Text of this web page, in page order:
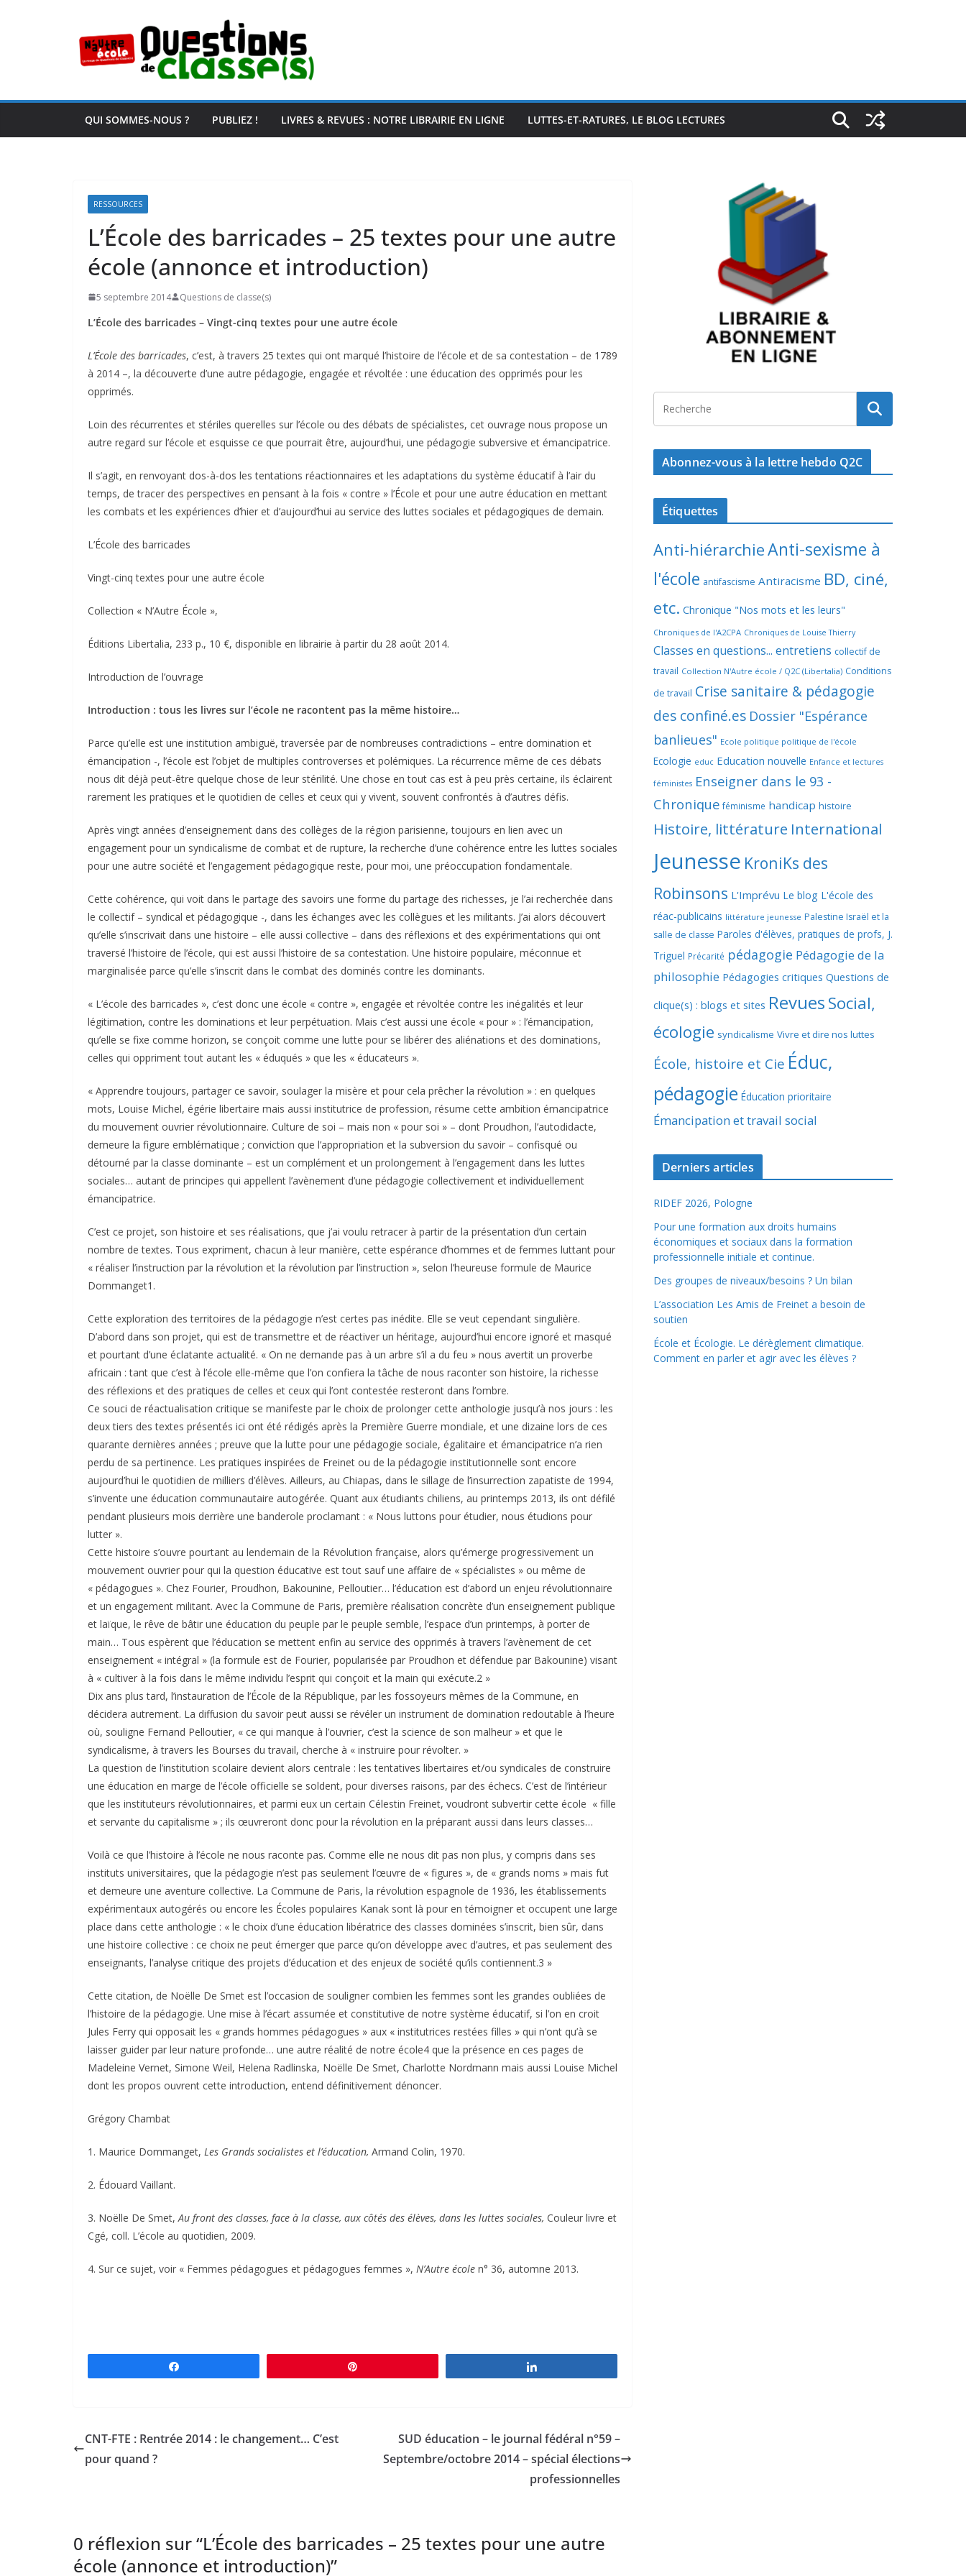
QUI SOMMES-NOUS ? PUBLIEZ ! LIVRES & REVUES : NOTRE LIBRAIRIE EN LIGNE LUTTES-ET-RATURES, LE BLOG LECTURES
RESSOURCES
L’École des barricades – 25 textes pour une autre
école (annonce et introduction)
5 septembre 2014 Questions de classe(s)
L’École des barricades – Vingt-cinq textes pour une autre école
L’École des barricades, c’est, à travers 25 textes qui ont marqué l’histoire de l’école et de sa contestation – de 1789
à 2014 –, la découverte d’une autre pédagogie, engagée et révoltée : une éducation des opprimés pour les
opprimés.
Loin des récurrentes et stériles querelles sur l’école ou des débats de spécialistes, cet ouvrage nous propose un
autre regard sur l’école et esquisse ce que pourrait être, aujourd’hui, une pédagogie subversive et émancipatrice.
Il s’agit, en renvoyant dos-à-dos les tentations réactionnaires et les adaptations du système éducatif à l’air du
temps, de tracer des perspectives en pensant à la fois « contre » l’École et pour une autre éducation en mettant
les combats et les expériences d’hier et d’aujourd’hui au service des luttes sociales et pédagogiques de demain.
L’École des barricades
Vingt-cinq textes pour une autre école
Collection « N’Autre École »,
Éditions Libertalia, 233 p., 10 €, disponible en librairie à partir du 28 août 2014.
Introduction de l’ouvrage
Introduction : tous les livres sur l’école ne racontent pas la même histoire…
Parce qu’elle est une institution ambiguë, traversée par de nombreuses contradictions – entre domination et
émancipation -, l’école est l’objet de multiples controverses et polémiques. La récurrence même de ces débats
nous dit déjà peut-être quelque chose de leur stérilité. Une chose en tout cas est à peu près certaine, ils éclairent
rarement les pratiques et le quotidien de celles et ceux qui y vivent, souvent confrontés à d’autres défis.
Après vingt années d’enseignement dans des collèges de la région parisienne, toujours en lien avec un
engagement pour un syndicalisme de combat et de rupture, la recherche d’une cohérence entre les luttes sociales
pour une autre société et l’engagement pédagogique reste, pour moi, une préoccupation fondamentale.
Cette cohérence, qui voit dans le partage des savoirs une forme du partage des richesses, je l’ai recherchée dans
le collectif – syndical et pédagogique -, dans les échanges avec les collègues et les militants. J’ai alors découvert
qu’elle s’inscrivait dans une histoire – elle aussi collective – dans des réflexions et des expérimentations qui ont
traversé l’histoire de l’école, qui est aussi l’histoire de sa contestation. Une histoire populaire, méconnue et
marginalisée parce qu’elle s’inscrit dans le combat des dominés contre les dominants.
« L’école des barricades », c’est donc une école « contre », engagée et révoltée contre les inégalités et leur
légitimation, contre les dominations et leur perpétuation. Mais c’est aussi une école « pour » : l’émancipation,
qu’elle se fixe comme horizon, se conçoit comme une lutte pour se libérer des aliénations et des dominations,
celles qui oppriment tout autant les « éduqués » que les « éducateurs ».
« Apprendre toujours, partager ce savoir, soulager la misère et pour cela prêcher la révolution » : en quelques
mots, Louise Michel, égérie libertaire mais aussi institutrice de profession, résume cette ambition émancipatrice
du mouvement ouvrier révolutionnaire. Culture de soi – mais non « pour soi » – dont Proudhon, l’autodidacte,
demeure la figure emblématique ; conviction que l’appropriation et la subversion du savoir – confisqué ou
détourné par la classe dominante – est un complément et un prolongement à l’engagement dans les luttes
sociales… autant de principes qui appellent l’avènement d’une pédagogie collectivement et individuellement
émancipatrice.
C’est ce projet, son histoire et ses réalisations, que j’ai voulu retracer à partir de la présentation d’un certain
nombre de textes. Tous expriment, chacun à leur manière, cette espérance d’hommes et de femmes luttant pour
« réaliser l’instruction par la révolution et la révolution par l’instruction », selon l’heureuse formule de Maurice
Dommanget1.
Cette exploration des territoires de la pédagogie n’est certes pas inédite. Elle se veut cependant singulière.
D’abord dans son projet, qui est de transmettre et de réactiver un héritage, aujourd’hui encore ignoré et masqué
et pourtant d’une éclatante actualité. « On ne demande pas à un arbre s’il a du feu » nous avertit un proverbe
africain : tant que c’est à l’école elle-même que l’on confiera la tâche de nous raconter son histoire, la richesse
des réflexions et des pratiques de celles et ceux qui l’ont contestée resteront dans l’ombre.
Ce souci de réactualisation critique se manifeste par le choix de prolonger cette anthologie jusqu’à nos jours : les
deux tiers des textes présentés ici ont été rédigés après la Première Guerre mondiale, et une dizaine lors de ces
quarante dernières années ; preuve que la lutte pour une pédagogie sociale, égalitaire et émancipatrice n’a rien
perdu de sa pertinence. Les pratiques inspirées de Freinet ou de la pédagogie institutionnelle sont encore
aujourd’hui le quotidien de milliers d’élèves. Ailleurs, au Chiapas, dans le sillage de l’insurrection zapatiste de 1994,
s’invente une éducation communautaire autogérée. Quant aux étudiants chiliens, au printemps 2013, ils ont défilé
pendant plusieurs mois derrière une banderole proclamant : « Nous luttons pour étudier, nous étudions pour
lutter ».
Cette histoire s’ouvre pourtant au lendemain de la Révolution française, alors qu’émerge progressivement un
mouvement ouvrier pour qui la question éducative est tout sauf une affaire de « spécialistes » ou même de
« pédagogues ». Chez Fourier, Proudhon, Bakounine, Pelloutier… l’éducation est d’abord un enjeu révolutionnaire
et un engagement militant. Avec la Commune de Paris, première réalisation concrète d’un enseignement publique
et laïque, le rêve de bâtir une éducation du peuple par le peuple semble, l’espace d’un printemps, à porter de
main… Tous espèrent que l’éducation se mettent enfin au service des opprimés à travers l’avènement de cet
enseignement « intégral » (la formule est de Fourier, popularisée par Proudhon et défendue par Bakounine) visant
à « cultiver à la fois dans le même individu l’esprit qui conçoit et la main qui exécute.2 »
Dix ans plus tard, l’instauration de l’École de la République, par les fossoyeurs mêmes de la Commune, en
décidera autrement. La diffusion du savoir peut aussi se révéler un instrument de domination redoutable à l’heure
où, souligne Fernand Pelloutier, « ce qui manque à l’ouvrier, c’est la science de son malheur » et que le
syndicalisme, à travers les Bourses du travail, cherche à « instruire pour révolter. »
La question de l’institution scolaire devient alors centrale : les tentatives libertaires et/ou syndicales de construire
une éducation en marge de l’école officielle se soldent, pour diverses raisons, par des échecs. C’est de l’intérieur
que les instituteurs révolutionnaires, et parmi eux un certain Célestin Freinet, voudront subvertir cette école « fille
et servante du capitalisme » ; ils œuvreront donc pour la révolution en la préparant aussi dans leurs classes…
Voilà ce que l’histoire à l’école ne nous raconte pas. Comme elle ne nous dit pas non plus, y compris dans ses
instituts universitaires, que la pédagogie n’est pas seulement l’œuvre de « figures », de « grands noms » mais fut
et demeure une aventure collective. La Commune de Paris, la révolution espagnole de 1936, les établissements
expérimentaux autogérés ou encore les Écoles populaires Kanak sont là pour en témoigner et occupent une large
place dans cette anthologie : « le choix d’une éducation libératrice des classes dominées s’inscrit, bien sûr, dans
une histoire collective : ce choix ne peut émerger que parce qu’on développe avec d’autres, et pas seulement des
enseignants, l’analyse critique des projets d’éducation et des enjeux de société qu’ils contiennent.3 »
Cette citation, de Noëlle De Smet est l’occasion de souligner combien les femmes sont les grandes oubliées de
l’histoire de la pédagogie. Une mise à l’écart assumée et constitutive de notre système éducatif, si l’on en croit
Jules Ferry qui opposait les « grands hommes pédagogues » aux « institutrices restées filles » qui n’ont qu’à se
laisser guider par leur nature profonde… une autre réalité de notre école4 que la présence en ces pages de
Madeleine Vernet, Simone Weil, Helena Radlinska, Noëlle De Smet, Charlotte Nordmann mais aussi Louise Michel
dont les propos ouvrent cette introduction, entend définitivement dénoncer.
Grégory Chambat
1. Maurice Dommanget, Les Grands socialistes et l’éducation, Armand Colin, 1970.
2. Édouard Vaillant.
3. Noëlle De Smet, Au front des classes, face à la classe, aux côtés des élèves, dans les luttes sociales, Couleur livre et
Cgé, coll. L’école au quotidien, 2009.
4. Sur ce sujet, voir « Femmes pédagogues et pédagogues femmes », N’Autre école n° 36, automne 2013.
CNT-FTE : Rentrée 2014 : le changement… C’est
pour quand ?
SUD éducation – le journal fédéral n°59 –
Septembre/octobre 2014 – spécial élections
professionnelles
0 réflexion sur “L’École des barricades – 25 textes pour une autre
école (annonce et introduction)”
Abonnez-vous à la lettre hebdo Q2C
Étiquettes
Anti-hiérarchieAnti-sexisme à
l'école antifascisme Antiracisme BD, ciné,
etc. Chronique "Nos mots et les leurs"
Chroniques de l'A2CPA Chroniques de Louise Thierry
Classes en questions... entretiens collectif de
travail Collection N'Autre école / Q2C (Libertalia) Conditions
de travail Crise sanitaire & pédagogie
des confiné.es Dossier "Espérance
banlieues" Ecole politique politique de l'école
Ecologie educ Education nouvelle Enfance et lectures
féministes Enseigner dans le 93 -
Chronique féminisme handicap histoire
Histoire, littérature International
Jeunesse KroniKs des
Robinsons L'Imprévu Le blog L'école des
réac-publicains littérature jeunesse Palestine Israël et la
salle de classe Paroles d'élèves, pratiques de profs, J.
Triguel Précarité pédagogie Pédagogie de la
philosophie Pédagogies critiques Questions de
clique(s) : blogs et sites RevuesSocial,
écologie syndicalisme Vivre et dire nos luttes
École, histoire et Cie Éduc,
pédagogie Éducation prioritaire
Émancipation et travail social
Derniers articles
RIDEF 2026, Pologne
Pour une formation aux droits humains
économiques et sociaux dans la formation
professionnelle initiale et continue.
Des groupes de niveaux/besoins ? Un bilan
L’association Les Amis de Freinet a besoin de
soutien
École et Écologie. Le dérèglement climatique.
Comment en parler et agir avec les élèves ?